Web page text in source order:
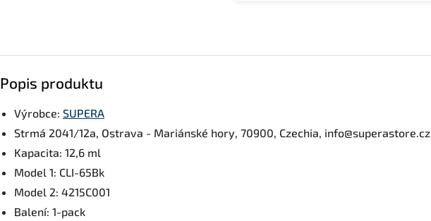
Popis produktu
Výrobce: SUPERA
Strmá 2041/12a, Ostrava - Mariánské hory, 70900, Czechia, info@superastore.cz
Kapacita: 12,6 ml
Model 1: CLI-65Bk
Model 2: 4215C001
Balení: 1-pack